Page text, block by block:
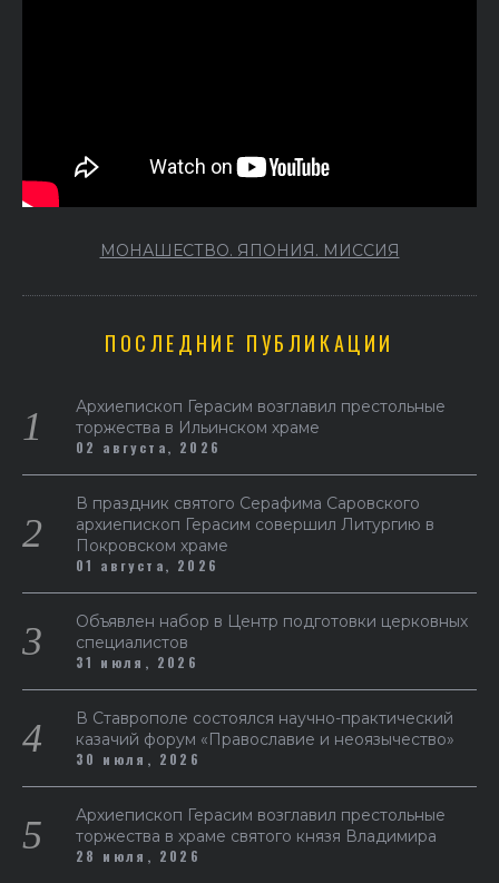
МОНАШЕСТВО. ЯПОНИЯ. МИССИЯ
ПОСЛЕДНИЕ ПУБЛИКАЦИИ
Архиепископ Герасим возглавил престольные
торжества в Ильинском храме
02 августа, 2026
В праздник святого Серафима Саровского
архиепископ Герасим совершил Литургию в
Покровском храме
01 августа, 2026
Объявлен набор в Центр подготовки церковных
специалистов
31 июля, 2026
В Ставрополе состоялся научно-практический
казачий форум «Православие и неоязычество»
30 июля, 2026
Архиепископ Герасим возглавил престольные
торжества в храме святого князя Владимира
28 июля, 2026